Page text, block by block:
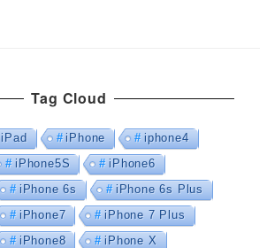
Tag Cloud
iPad iPhone
iphone4
iPhone5S
iPhone6
iPhone 6s
iPhone 6s Plus
iPhone7
iPhone 7 Plus
iPhone8
iPhone X